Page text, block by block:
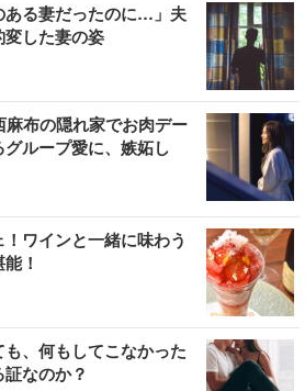
ある妻だったのに…」夫
した妻の姿
布の隠れ家でお肉デー
ループ愛に、嫉妬し
ワインと一緒に味わう
！
、何もしてこなかった
なのか？